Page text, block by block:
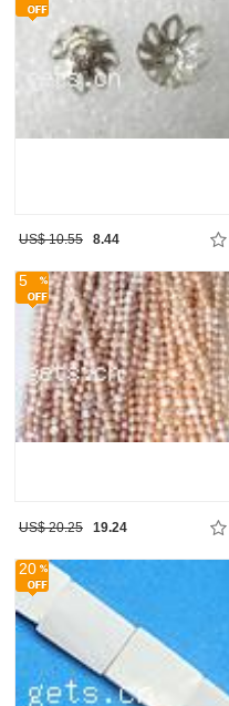
US$ 10.55 8.44
5
US$ 20.25 19.24
20